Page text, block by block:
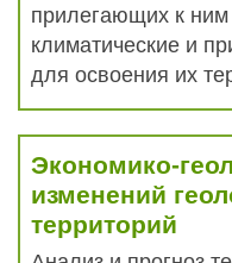
прилегающих к
климатические и
для освоения их
Экономико-
изменений
территорий